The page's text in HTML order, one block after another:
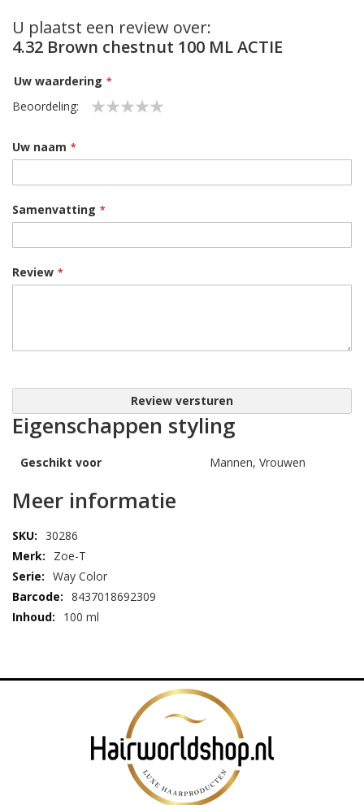
U plaatst een review over:
4.32 Brown chestnut 100 ML ACTIE
Uw waardering
Beoordeling:
Uw naam
Samenvatting
Review
Review versturen
Eigenschappen styling
Geschikt voor Mannen, Vrouwen
Meer informatie
30286
Zoe-T
Way Color
8437018692309
100 ml